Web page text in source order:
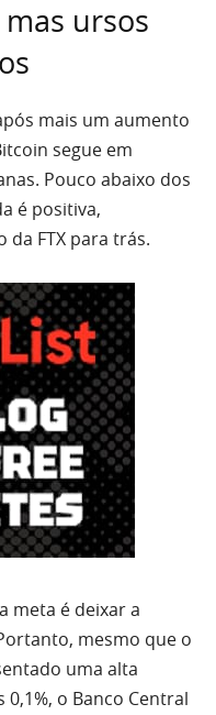
ursos
mais um aumento
segue em
Pouco abaixo dos
é positiva,
FTX para trás.
meta é deixar a
mesmo que o
uma alta
o Banco Central